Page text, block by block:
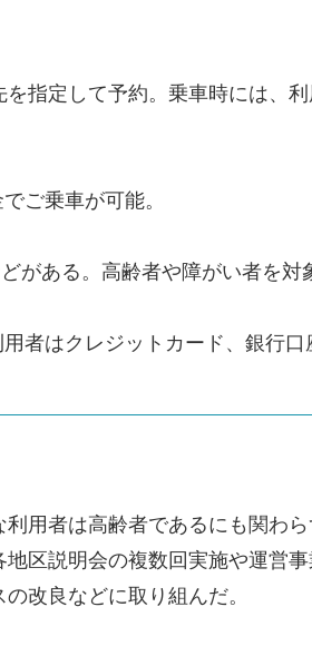
指定して予約。乗車時には、
ご乗車が可能。
ある。高齢者や障がい者を対
はクレジットカード、銀行口
用者は高齢者であるにも関わ
区説明会の複数回実施や運営
改良などに取り組んだ。